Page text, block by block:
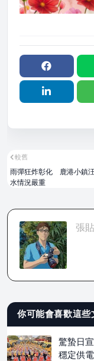
較舊
雨彈狂炸彰化 鹿港小鎮
水情況嚴重
張
你可能會喜歡這些
驚蟄日
穩定供電